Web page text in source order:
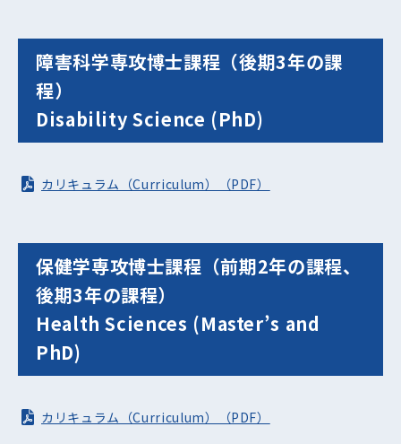
障害科学専攻博士課程（後期3年の課
程）
Disability Science (PhD)
カリキュラム（Curriculum）（PDF）
保健学専攻博士課程（前期2年の課程、
後期3年の課程）
Health Sciences (Master’s and
PhD)
カリキュラム（Curriculum）（PDF）